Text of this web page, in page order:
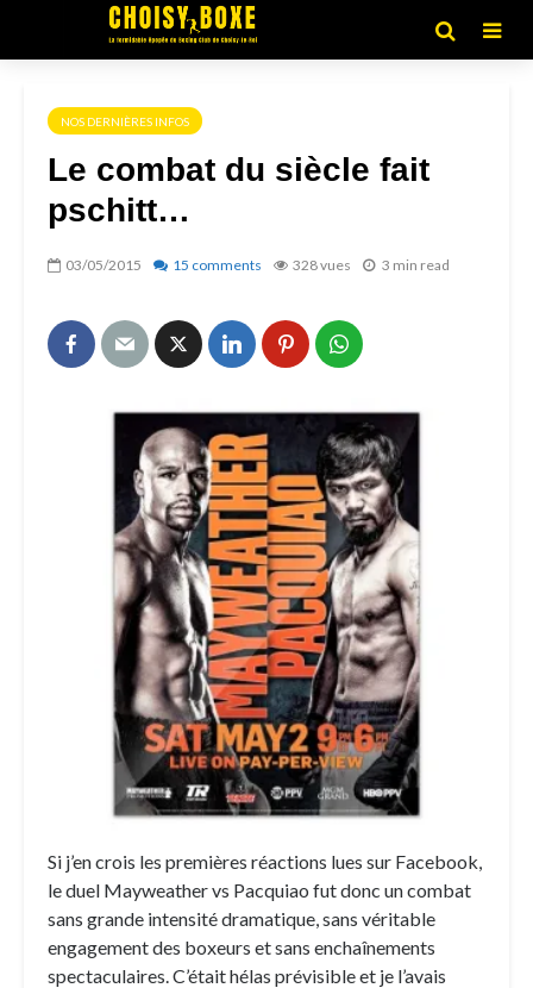
NOS DERNIÈRES INFOS
Le combat du siècle fait
pschitt…
03/05/2015 15 comments 328 vues 3 min read
Si j’en crois les premières réactions lues sur Facebook,
le duel Mayweather vs Pacquiao fut donc un combat
sans grande intensité dramatique, sans véritable
engagement des boxeurs et sans enchaînements
spectaculaires. C’était hélas prévisible et je l’avais